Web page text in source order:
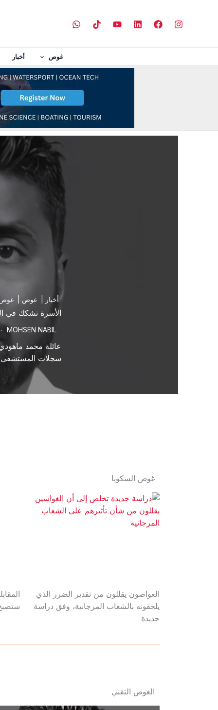
غوص أخبار
أخبار غوص غوص
الأسرة تشكك في
MOHSEN NABIL
عائلة محمد
سجلات
غوص السكوبا
الغواصون يقللون من تقدير الضرر الذي
يلحقونه بالشعاب المرجانية، وفق دراسة
جديدة
الغوص التقني